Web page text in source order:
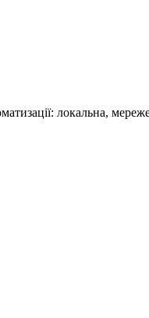
локальна,